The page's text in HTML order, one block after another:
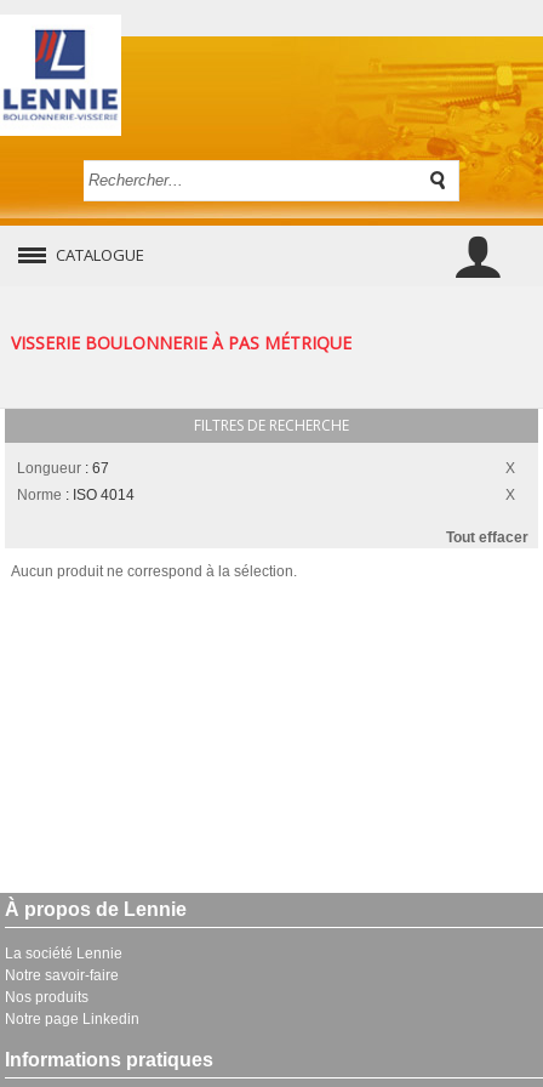
CATALOGUE
VISSERIE BOULONNERIE À PAS MÉTRIQUE
FILTRES DE RECHERCHE
Longueur :67
Norme : ISO 4014
Tout effacer
Aucun produit ne correspond à la sélection.
À propos de Lennie
La société Lennie
Notre savoir-faire
Nos produits
Notre page Linkedin
Informations pratiques